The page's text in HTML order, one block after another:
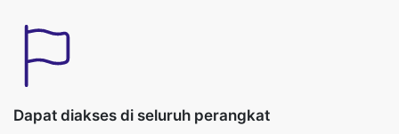
Dapat diakses di seluruh perangkat
Alat pemotong video online dapat diakses menggunakan
perangkat apa pun - komputer smartphone, tablet, laptop, atau
desktop. Dengan kompatibilitas, Anda dapat mengedit video
Anda kapan pun dan di mana pun tanpa khawatir tentang